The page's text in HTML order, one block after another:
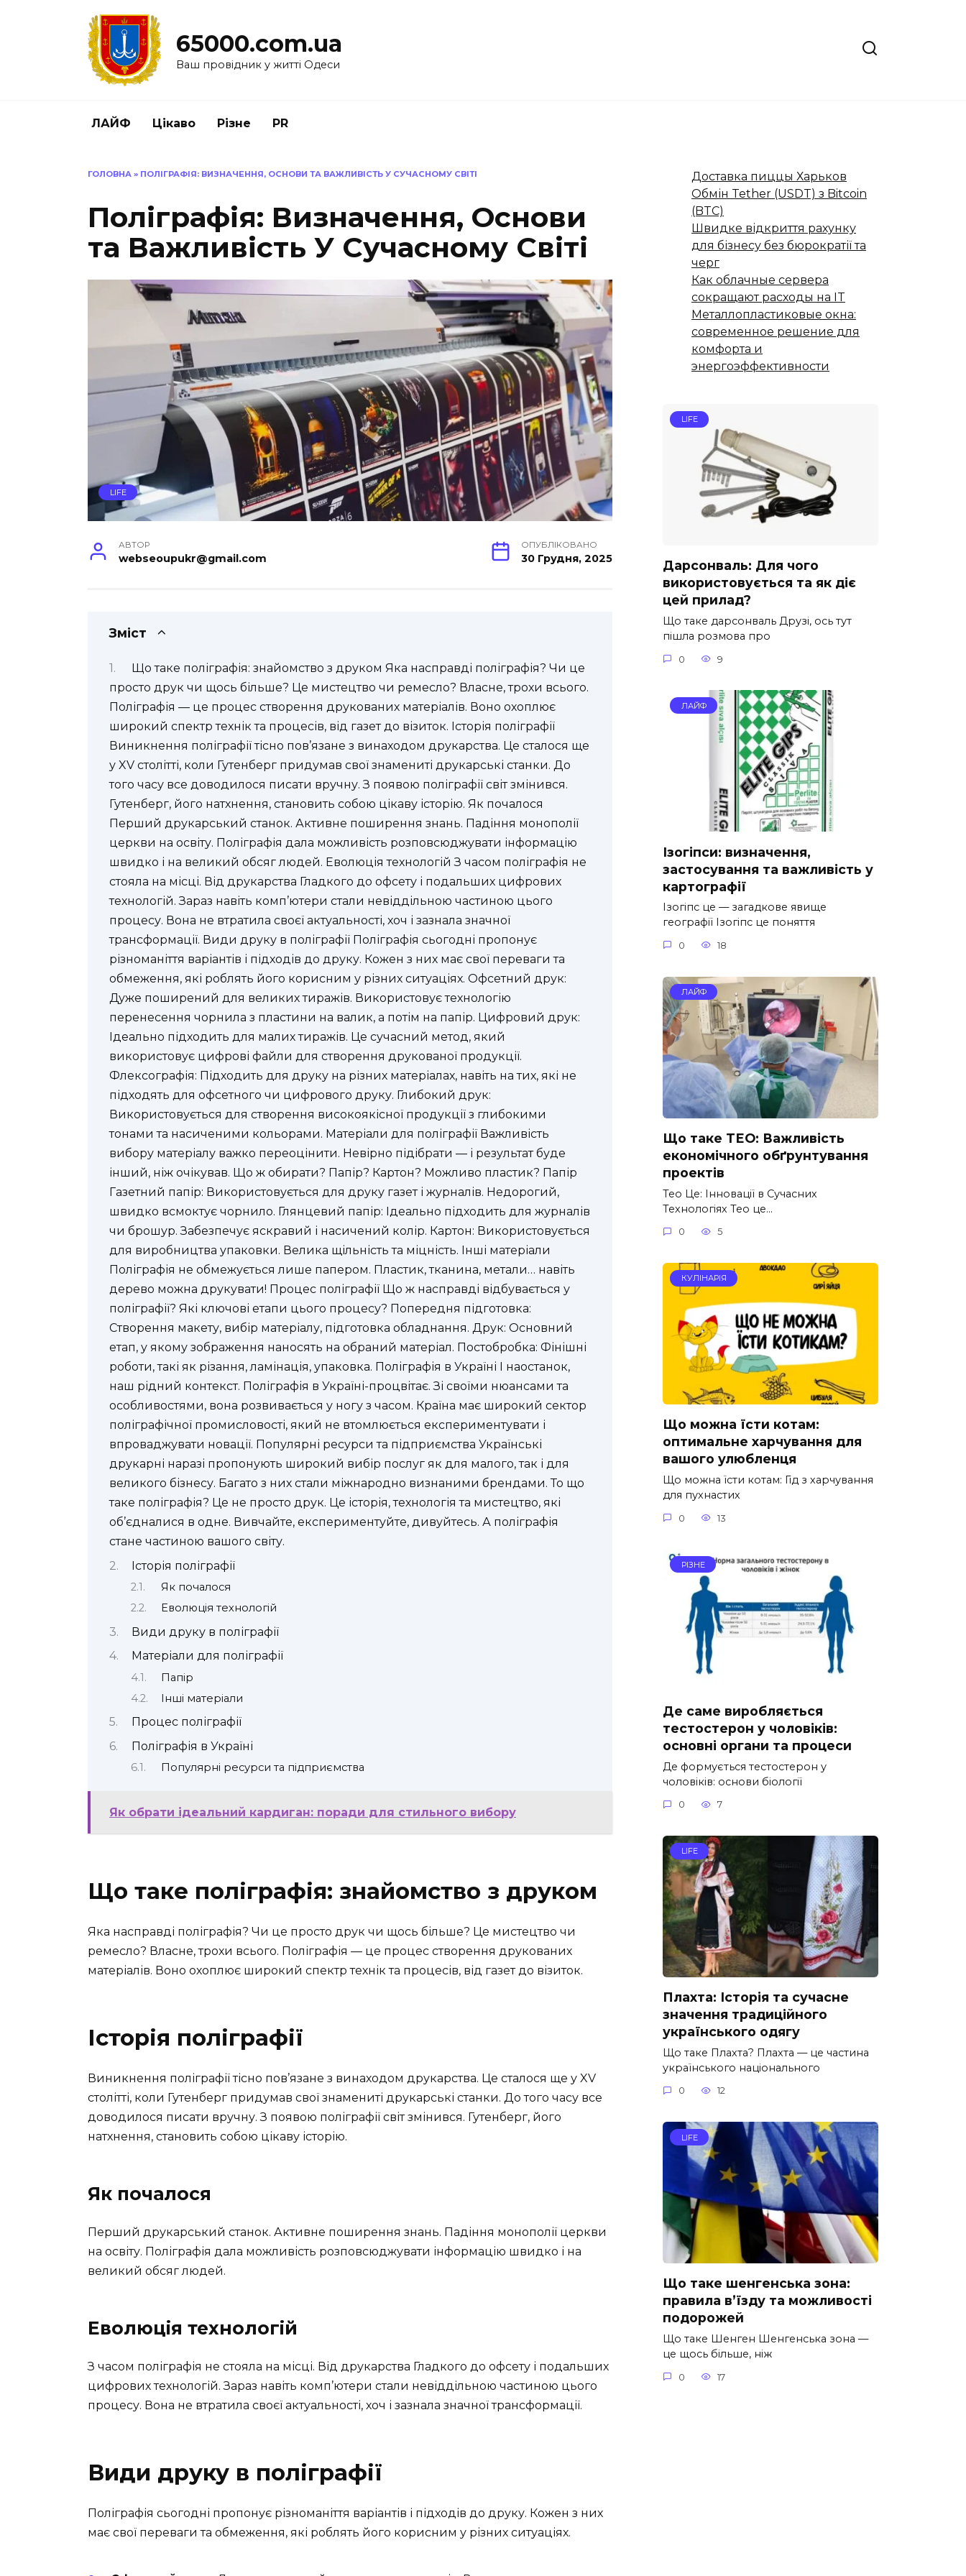
65000.com.ua
Ваш провідник у житті Одеси
ЛАЙФ Цікаво Різне PR
ГОЛОВНА » ПОЛІГРАФІЯ: ВИЗНАЧЕННЯ, ОСНОВИ ТА ВАЖЛИВІСТЬ У СУЧАСНОМУ СВІТІ
Поліграфія: Визначення, Основи
та Важливість У Сучасному Світі
LIFE
АВТОР
webseoupukr@gmail.com
ОПУБЛІКОВАНО
30 Грудня, 2025
Зміст
Що таке поліграфія: знайомство з друком Яка насправді поліграфія? Чи це
просто друк чи щось більше? Це мистецтво чи ремесло? Власне, трохи всього.
Поліграфія — це процес створення друкованих матеріалів. Воно охоплює
широкий спектр технік та процесів, від газет до візиток. Історія поліграфії
Виникнення поліграфії тісно пов’язане з винаходом друкарства. Це сталося ще
у XV столітті, коли Гутенберг придумав свої знамениті друкарські станки. До
того часу все доводилося писати вручну. З появою поліграфії світ змінився.
Гутенберг, його натхнення, становить собою цікаву історію. Як почалося
Перший друкарський станок. Активне поширення знань. Падіння монополії
церкви на освіту. Поліграфія дала можливість розповсюджувати інформацію
швидко і на великий обсяг людей. Еволюція технологій З часом поліграфія не
стояла на місці. Від друкарства Гладкого до офсету і подальших цифрових
технологій. Зараз навіть комп’ютери стали невіддільною частиною цього
процесу. Вона не втратила своєї актуальності, хоч і зазнала значної
трансформації. Види друку в поліграфії Поліграфія сьогодні пропонує
різноманіття варіантів і підходів до друку. Кожен з них має свої переваги та
обмеження, які роблять його корисним у різних ситуаціях. Офсетний друк:
Дуже поширений для великих тиражів. Використовує технологію
перенесення чорнила з пластини на валик, а потім на папір. Цифровий друк:
Ідеально підходить для малих тиражів. Це сучасний метод, який
використовує цифрові файли для створення друкованої продукції.
Флексографія: Підходить для друку на різних матеріалах, навіть на тих, які не
підходять для офсетного чи цифрового друку. Глибокий друк:
Використовується для створення високоякісної продукції з глибокими
тонами та насиченими кольорами. Матеріали для поліграфії Важливість
вибору матеріалу важко переоцінити. Невірно підібрати — і результат буде
інший, ніж очікував. Що ж обирати? Папір? Картон? Можливо пластик? Папір
Газетний папір: Використовується для друку газет і журналів. Недорогий,
швидко всмоктує чорнило. Глянцевий папір: Ідеально підходить для журналів
чи брошур. Забезпечує яскравий і насичений колір. Картон: Використовується
для виробництва упаковки. Велика щільність та міцність. Інші матеріали
Поліграфія не обмежується лише папером. Пластик, тканина, метали… навіть
дерево можна друкувати! Процес поліграфії Що ж насправді відбувається у
поліграфії? Які ключові етапи цього процесу? Попередня підготовка:
Створення макету, вибір матеріалу, підготовка обладнання. Друк: Основний
етап, у якому зображення наносять на обраний матеріал. Постобробка: Фінішні
роботи, такі як різання, ламінація, упаковка. Поліграфія в Україні І наостанок,
наш рідний контекст. Поліграфія в Україні-процвітає. Зі своїми нюансами та
особливостями, вона розвивається у ногу з часом. Країна має широкий сектор
поліграфічної промисловості, який не втомлюється експериментувати і
впроваджувати новації. Популярні ресурси та підприємства Українські
друкарні наразі пропонують широкий вибір послуг як для малого, так і для
великого бізнесу. Багато з них стали міжнародно визнаними брендами. То що
таке поліграфія? Це не просто друк. Це історія, технологія та мистецтво, які
об’єдналися в одне. Вивчайте, експериментуйте, дивуйтесь. А поліграфія
стане частиною вашого світу.
Історія поліграфії
Як почалося
Еволюція технологій
Види друку в поліграфії
Матеріали для поліграфії
Папір
Інші матеріали
Процес поліграфії
Поліграфія в Україні
Популярні ресурси та підприємства
Як обрати ідеальний кардиган: поради для стильного вибору
Що таке поліграфія: знайомство з друком
Яка насправді поліграфія? Чи це просто друк чи щось більше? Це мистецтво чи
ремесло? Власне, трохи всього. Поліграфія — це процес створення друкованих
матеріалів. Воно охоплює широкий спектр технік та процесів, від газет до візиток.
Історія поліграфії
Виникнення поліграфії тісно пов’язане з винаходом друкарства. Це сталося ще у XV
столітті, коли Гутенберг придумав свої знамениті друкарські станки. До того часу все
доводилося писати вручну. З появою поліграфії світ змінився. Гутенберг, його
натхнення, становить собою цікаву історію.
Як почалося
Перший друкарський станок. Активне поширення знань. Падіння монополії церкви
на освіту. Поліграфія дала можливість розповсюджувати інформацію швидко і на
великий обсяг людей.
Еволюція технологій
З часом поліграфія не стояла на місці. Від друкарства Гладкого до офсету і подальших
цифрових технологій. Зараз навіть комп’ютери стали невіддільною частиною цього
процесу. Вона не втратила своєї актуальності, хоч і зазнала значної трансформації.
Види друку в поліграфії
Поліграфія сьогодні пропонує різноманіття варіантів і підходів до друку. Кожен з них
має свої переваги та обмеження, які роблять його корисним у різних ситуаціях.
Доставка пиццы Харьков
Обмін Tether (USDT) з Bitcoin
(BTC)
Швидке відкриття рахунку
для бізнесу без бюрократії та
черг
Как облачные сервера
сокращают расходы на IT
Металлопластиковые окна:
современное решение для
комфорта и
энергоэффективности
LIFE
Дарсонваль: Для чого
використовується та як діє
цей прилад?
Що таке дарсонваль Друзі, ось тут
пішла розмова про
0 9
ЛАЙФ
Ізогіпси: визначення,
застосування та важливість у
картографії
Ізогіпс це — загадкове явище
географії Ізогіпс це поняття
0 18
ЛАЙФ
Що таке ТЕО: Важливість
економічного обґрунтування
проектів
Тео Це: Інновації в Сучасних
Технологіях Тео це…
0 5
КУЛІНАРІЯ
Що можна їсти котам:
оптимальне харчування для
вашого улюбленця
Що можна їсти котам: Гід з харчування
для пухнастих
0 13
РІЗНЕ
Де саме виробляється
тестостерон у чоловіків:
основні органи та процеси
Де формується тестостерон у
чоловіків: основи біології
0 7
LIFE
Плахта: Історія та сучасне
значення традиційного
українського одягу
Що таке Плахта? Плахта — це частина
українського національного
0 12
LIFE
Що таке шенгенська зона:
правила в’їзду та можливості
подорожей
Що таке Шенген Шенгенська зона —
це щось більше, ніж
0 17